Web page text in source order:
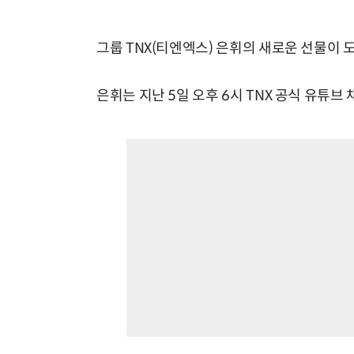
그룹 TNX(티엔엑스) 은휘의 새로운 선물이
은휘는 지난 5일 오후 6시 TNX 공식 유튜